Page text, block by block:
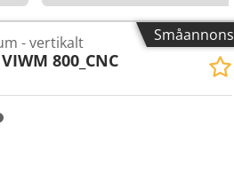
Småannons
- vertikalt
VIWM 800_CNC